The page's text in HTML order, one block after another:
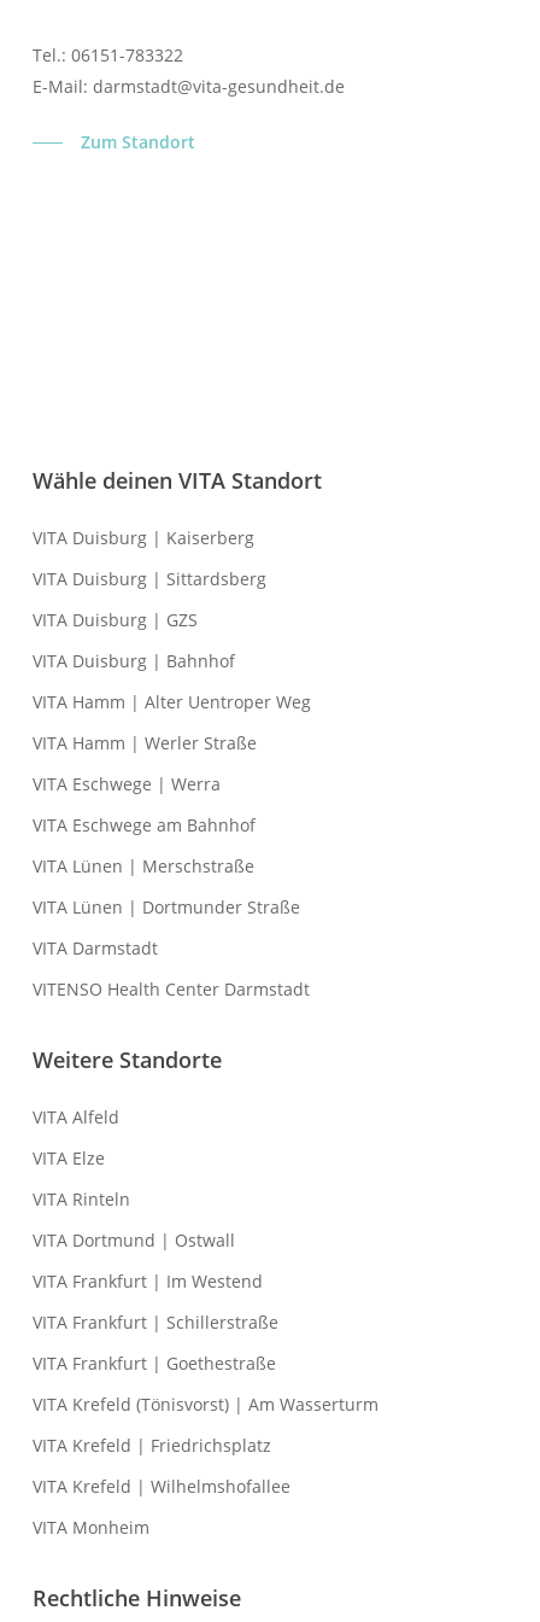
Tel.: 06151-783322
E-Mail: darmstadt@vita-gesundheit.de
Zum Standort
Wähle deinen VITA Standort
VITA Duisburg | Kaiserberg
VITA Duisburg | Sittardsberg
VITA Duisburg | GZS
VITA Duisburg | Bahnhof
VITA Hamm | Alter Uentroper Weg
VITA Hamm | Werler Straße
VITA Eschwege | Werra
VITA Eschwege am Bahnhof
VITA Lünen | Merschstraße
VITA Lünen | Dortmunder Straße
VITA Darmstadt
VITENSO Health Center Darmstadt
Weitere Standorte
VITA Alfeld
VITA Elze
VITA Rinteln
VITA Dortmund | Ostwall
VITA Frankfurt | Im Westend
VITA Frankfurt | Schillerstraße
VITA Frankfurt | Goethestraße
VITA Krefeld (Tönisvorst) | Am Wasserturm
VITA Krefeld | Friedrichsplatz
VITA Krefeld | Wilhelmshofallee
VITA Monheim
Rechtliche Hinweise